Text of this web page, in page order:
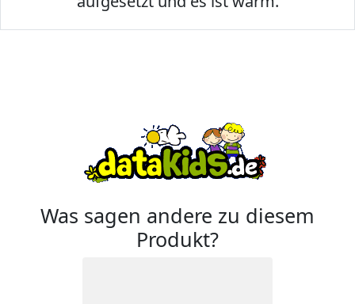
Was sagen andere zu diesem
Produkt?